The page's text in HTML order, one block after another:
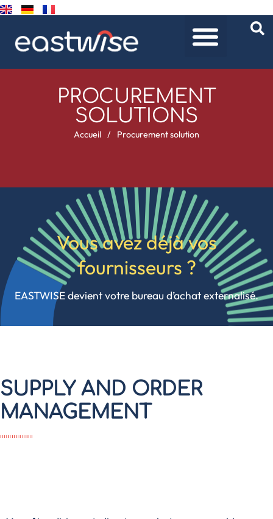
PROCUREMENT
SOLUTIONS
Accueil / Procurement solution
Vous avez déjà vos
fournisseurs ?
EASTWISE devient votre bureau d’achat externalisé.
SUPPLY AND ORDER
MANAGEMENT